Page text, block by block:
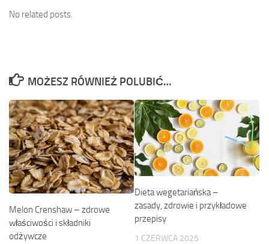
No related posts.
MOŻESZ RÓWNIEŻ POLUBIĆ…
Melon Crenshaw – zdrowe
właściwości i składniki
odżywcze
Dieta wegetariańska –
zasady, zdrowie i przykładowe
przepisy
1 CZERWCA 2025